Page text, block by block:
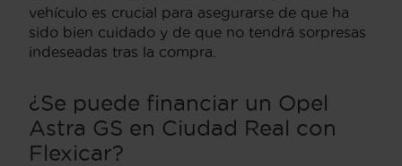
vehículo es crucial para asegurarse de que ha
sido bien cuidado y de que no tendrá sorpresas
indeseadas tras la compra.
¿Se puede financiar un Opel
Astra GS en Ciudad Real con
Flexicar?